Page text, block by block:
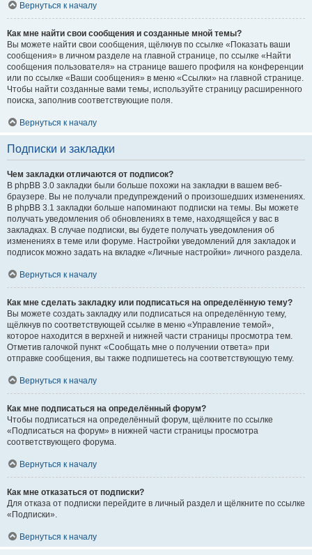
Вернуться к началу
Как мне найти свои сообщения и созданные мной темы?
Вы можете найти свои сообщения, щёлкнув по ссылке «Показать ваши
сообщения» в личном разделе на главной странице, по ссылке «Найти
сообщения пользователя» на странице вашего профиля на конференции
или по ссылке «Ваши сообщения» в меню «Ссылки» на главной странице.
Чтобы найти созданные вами темы, используйте страницу расширенного
поиска, заполнив соответствующие поля.
Вернуться к началу
Подписки и закладки
Чем закладки отличаются от подписок?
В phpBB 3.0 закладки были больше похожи на закладки в вашем веб-
браузере. Вы не получали предупреждений о произошедших изменениях.
В phpBB 3.1 закладки больше напоминают подписки на темы. Вы можете
получать уведомления об обновлениях в теме, находящейся у вас в
закладках. В случае подписки, вы будете получать уведомления об
изменениях в теме или форуме. Настройки уведомлений для закладок и
подписок можно задать на вкладке «Личные настройки» личного раздела.
Вернуться к началу
Как мне сделать закладку или подписаться на определённую тему?
Вы можете создать закладку или подписаться на определённую тему,
щёлкнув по соответствующей ссылке в меню «Управление темой»,
которое находится в верхней и нижней части страницы просмотра тем.
Отметив галочкой пункт «Сообщать мне о получении ответа» при
отправке сообщения, вы также подпишетесь на соответствующую тему.
Вернуться к началу
Как мне подписаться на определённый форум?
Чтобы подписаться на определённый форум, щёлкните по ссылке
«Подписаться на форум» в нижней части страницы просмотра
соответствующего форума.
Вернуться к началу
Как мне отказаться от подписки?
Для отказа от подписки перейдите в личный раздел и щёлкните по ссылке
«Подписки».
Вернуться к началу